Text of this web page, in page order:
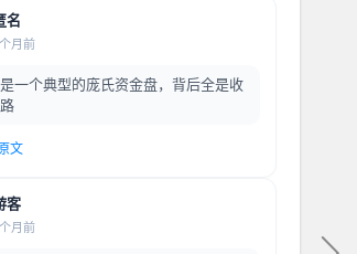
名
月前
一个典型的庞氏资金盘，背后全是收
文
客
月前